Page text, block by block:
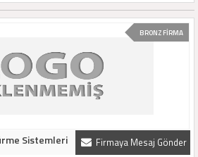
BRONZ FİRMA
Firmaya Mesaj Gönder
Sistemleri